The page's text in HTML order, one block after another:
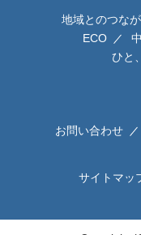
地域とのつな
ECO
ひと
お問い合わせ
サイトマッ